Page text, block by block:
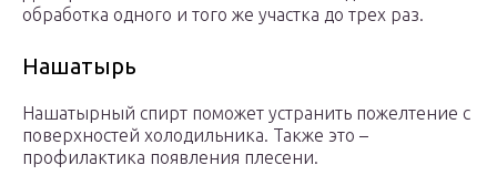
обработка одного и того же участка до трех раз.
Нашатырь
Нашатырный спирт поможет устранить пожелтение с
поверхностей холодильника. Также это –
профилактика появления плесени.